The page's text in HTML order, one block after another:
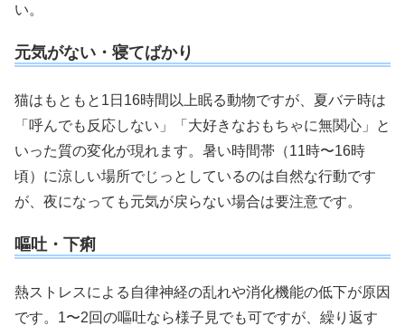
い。
元気がない・寝てばかり
猫はもともと1日16時間以上眠る動物ですが、夏バテ時は
「呼んでも反応しない」「大好きなおもちゃに無関心」と
いった質の変化が現れます。暑い時間帯（11時〜16時
頃）に涼しい場所でじっとしているのは自然な行動です
が、夜になっても元気が戻らない場合は要注意です。
嘔吐・下痢
熱ストレスによる自律神経の乱れや消化機能の低下が原因
です。1〜2回の嘔吐なら様子見でも可ですが、繰り返す